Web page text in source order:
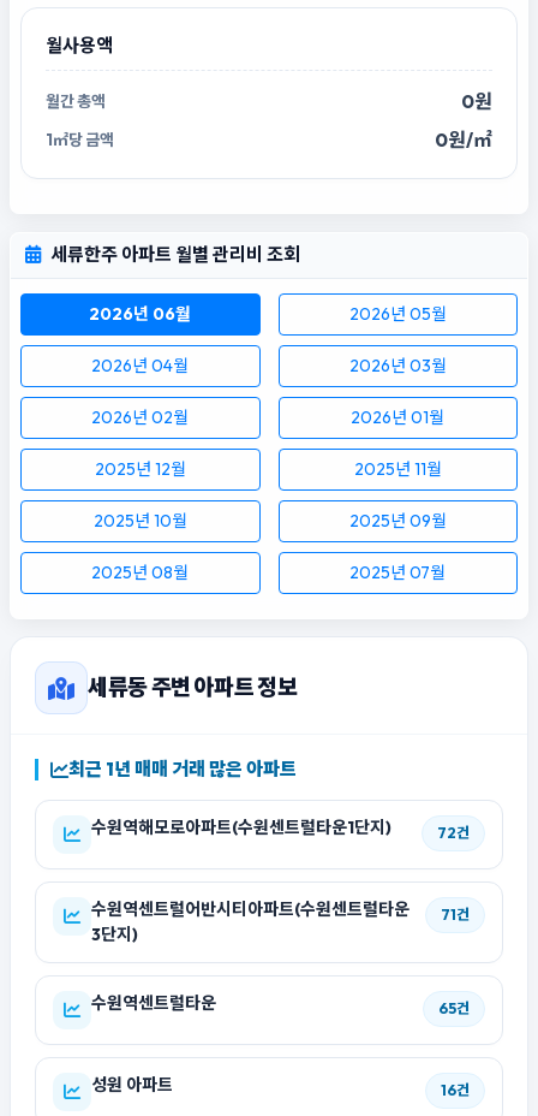
월사용액
0원
0원/㎡
세류한주 아파트 월별 관리비 조회
2026년 06월 2026년 05월
2026년 04월 2026년 03월
2026년 02월 2026년 01월
2025년 12월 2025년 11월
2025년 10월 2025년 09월
2025년 08월 2025년 07월
세류동 주변 아파트 정보
최근 1년 매매 거래 많은 아파트
수원역해모로아파트(수원센트럴타운1단지) 72건
수원역센트럴어반시티아파트(수원센트럴타운
3단지)
71건
수원역센트럴타운 65건
성원 아파트 16건